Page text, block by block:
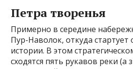
Петра творенья
Примерно в середине
Пур-Наволок, откуда стартует
истории. В этом
сходятся пять рукавов реки (а